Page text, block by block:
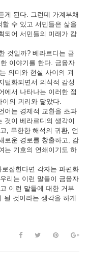
게 된다. 그런데 가계부채
수 있고 서민들은 삶을
되어 서민들의 미래가 캄
것일까? 베라르디는 금
이야기를 한다. 금융자
의미와 현실 사이의 괴
털화되면서 의식적 감성
에서 나타나는 이러한 점
의 괴리와 닮았다.
어는 경제적 교환을 초과
것이 베라르디의 생각이
, 무한한 해석의 귀환, 언
로운 경로를 창출하고, 감
는 기호의 연쇄이기도 하
잡힌다면 각자는 파편화
리는 이런 말들이 금융자
이런 말들에 대한 거부
될 것이라는 생각을 하게